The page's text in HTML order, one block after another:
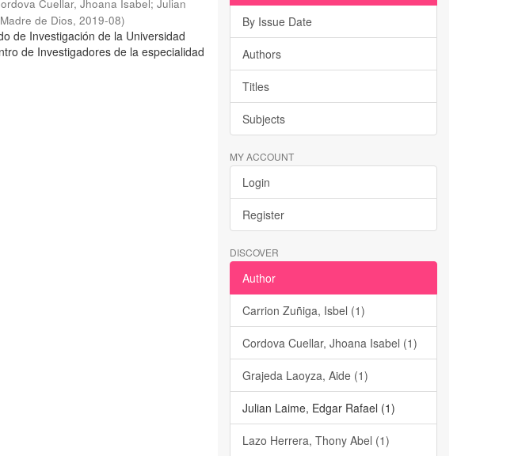
Cuellar, Jhoana Isabel;Julian
de Dios,2019-08)
de Investigación de la Universidad
de Investigadores de la especialidad
By Issue Date
Authors
Titles
Subjects
MY ACCOUNT
Login
Register
DISCOVER
Author
Carrion Zuñiga, Isbel (1)
Cordova Cuellar, Jhoana Isabel (1)
Grajeda Laoyza, Aide (1)
Julian Laime, Edgar Rafael (1)
Lazo Herrera, Thony Abel (1)